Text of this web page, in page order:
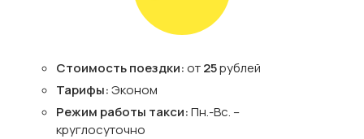
Стоимость поездки:от25рублей
Тарифы:Эконом
Режим работы такси:Пн.-Вс. –
круглосуточно